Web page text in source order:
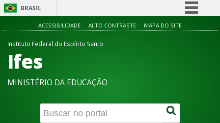
BRASIL
Simplifique!
Canais
ACESSIBILIDADE ALTO CONTRASTE MAPA DO SITE
Instituto Federal do Espírito Santo
Ifes
MINISTÉRIO DA EDUCAÇÃO